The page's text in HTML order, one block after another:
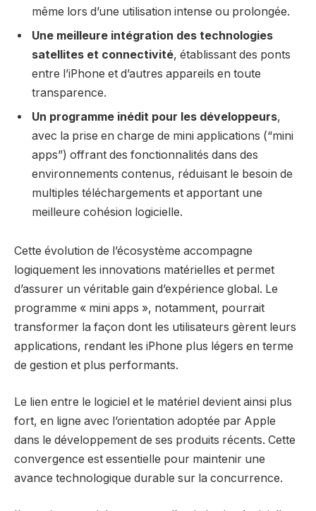
même lors d’une utilisation intense ou prolongée.
Une meilleure intégration des technologies
satellites et connectivité, établissant des ponts
entre l’iPhone et d’autres appareils en toute
transparence.
Un programme inédit pour les développeurs,
avec la prise en charge de mini applications (“mini
apps”) offrant des fonctionnalités dans des
environnements contenus, réduisant le besoin de
multiples téléchargements et apportant une
meilleure cohésion logicielle.
Cette évolution de l’écosystème accompagne
logiquement les innovations matérielles et permet
d’assurer un véritable gain d’expérience global. Le
programme « mini apps », notamment, pourrait
transformer la façon dont les utilisateurs gèrent leurs
applications, rendant les iPhone plus légers en terme
de gestion et plus performants.
Le lien entre le logiciel et le matériel devient ainsi plus
fort, en ligne avec l’orientation adoptée par Apple
dans le développement de ses produits récents. Cette
convergence est essentielle pour maintenir une
avance technologique durable sur la concurrence.